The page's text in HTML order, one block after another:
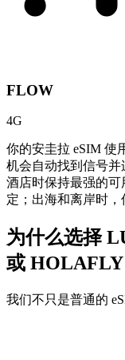
FLOW
4G
你的安圭拉 eSIM 使
机会自动找到信号并
酒店时保持最强的
定；出海和离岸时，
为什么选择
或 HOLAFLY
我们不只是普通的